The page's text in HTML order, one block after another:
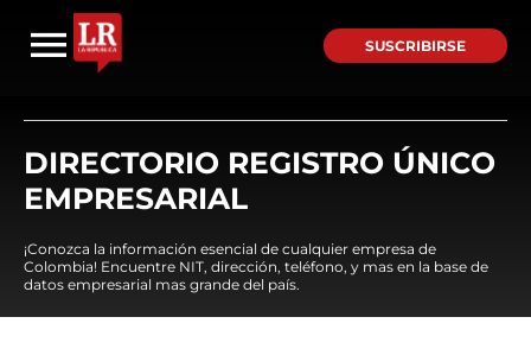
SUSCRIBIRSE
DIRECTORIO REGISTRO ÚNICO
EMPRESARIAL
¡Conozca la información esencial de cualquier empresa de
Colombia! Encuentre NIT, dirección, teléfono, y mas en la base de
datos empresarial mas grande del país.